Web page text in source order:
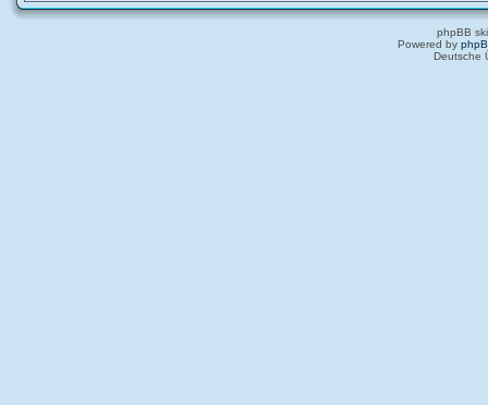
phpBB
Powered by
Deutsche